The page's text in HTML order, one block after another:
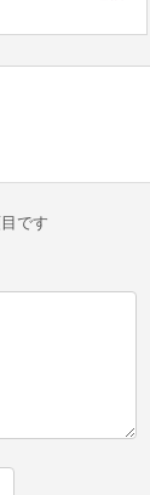
です